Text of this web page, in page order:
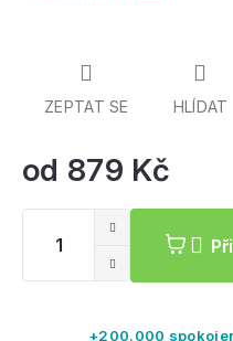
od 879 Kč
ZEPTAT SE HLÍDAT
+200.000